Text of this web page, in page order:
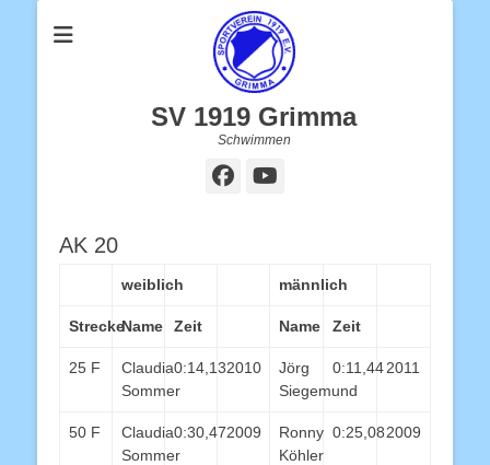
SV 1919 Grimma
Schwimmen
Facebook
AK 20
weiblich männlich
StreckeName Zeit Name Zeit
25 F
Claudia
Sommer
0:14,132010
Jörg
Siegemund
0:11,442011
50 F
Claudia
Sommer
0:30,472009
Ronny
Köhler
0:25,082009